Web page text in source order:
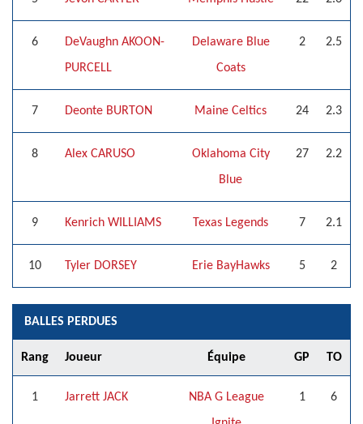
6
DeVaughn AKOON-
PURCELL
Delaware Blue
Coats
2 2.5
7 Deonte BURTON Maine Celtics 24 2.3
8 Alex CARUSO
Oklahoma City
Blue
27 2.2
9 Kenrich WILLIAMS Texas Legends 7 2.1
10 Tyler DORSEY Erie BayHawks 5 2
BALLES PERDUES
Rang Joueur Équipe GP TO
1 Jarrett JACK
NBA G League
1 6